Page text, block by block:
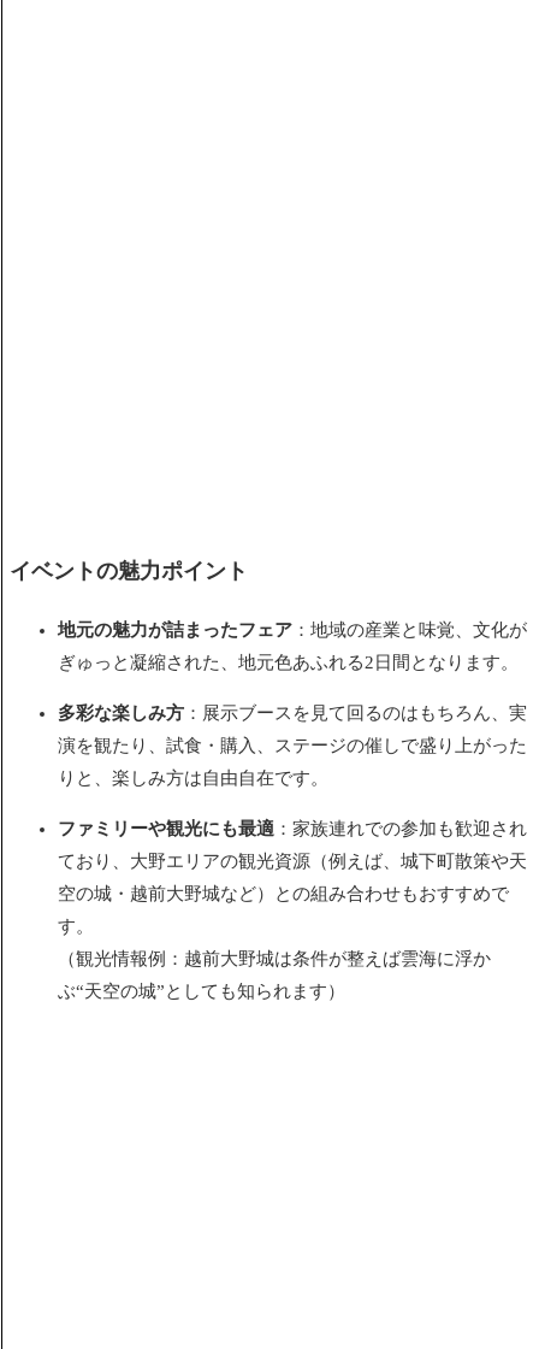
イベントの魅力ポイント
地元の魅力が詰まったフェア ：地域の産業と味覚、文化が
ぎゅっと凝縮された、地元色あふれる2日間となります。
多彩な楽しみ方 ：展示ブースを見て回るのはもちろん、実
演を観たり、試食・購入、ステージの催しで盛り上がった
りと、楽しみ方は自由自在です。
ファミリーや観光にも最適 ：家族連れでの参加も歓迎され
ており、大野エリアの観光資源（例えば、城下町散策や天
空の城・越前大野城など）との組み合わせもおすすめで
す。
（観光情報例：越前大野城は条件が整えば雲海に浮か
ぶ“天空の城”としても知られます）